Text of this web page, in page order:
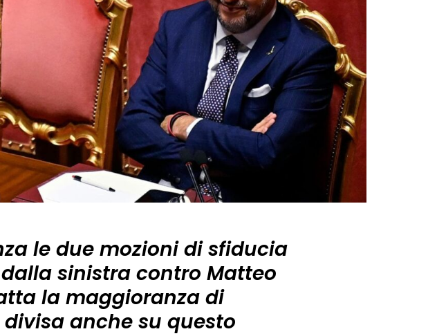
le due mozioni di sfiducia
sinistra contro Matteo
la maggioranza di
anche su questo